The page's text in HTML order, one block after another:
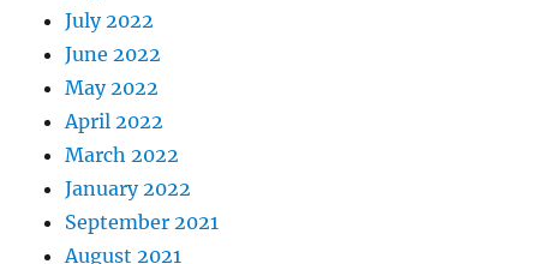
July 2022
June 2022
May 2022
April 2022
March 2022
January 2022
September 2021
August 2021